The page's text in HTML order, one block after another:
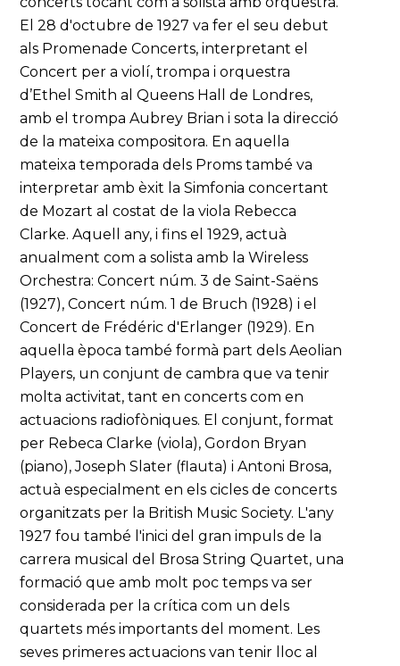
El 28 d'octubre de 1927 va fer el seu debut
als Promenade Concerts, interpretant el
Concert per a violí, trompa i orquestra
d’Ethel Smith al Queens Hall de Londres,
amb el trompa Aubrey Brian i sota la direcció
de la mateixa compositora. En aquella
mateixa temporada dels Proms també va
interpretar amb èxit la Simfonia concertant
de Mozart al costat de la viola Rebecca
Clarke. Aquell any, i fins el 1929, actuà
anualment com a solista amb la Wireless
Orchestra: Concert núm. 3 de Saint-Saëns
(1927), Concert núm. 1 de Bruch (1928) i el
Concert de Frédéric d'Erlanger (1929). En
aquella època també formà part dels Aeolian
Players, un conjunt de cambra que va tenir
molta activitat, tant en concerts com en
actuacions radiofòniques. El conjunt, format
per Rebeca Clarke (viola), Gordon Bryan
(piano), Joseph Slater (flauta) i Antoni Brosa,
actuà especialment en els cicles de concerts
organitzats per la British Music Society. L'any
1927 fou també l'inici del gran impuls de la
carrera musical del Brosa String Quartet, una
formació que amb molt poc temps va ser
considerada per la crítica com un dels
quartets més importants del moment. Les
seves primeres actuacions van tenir lloc al